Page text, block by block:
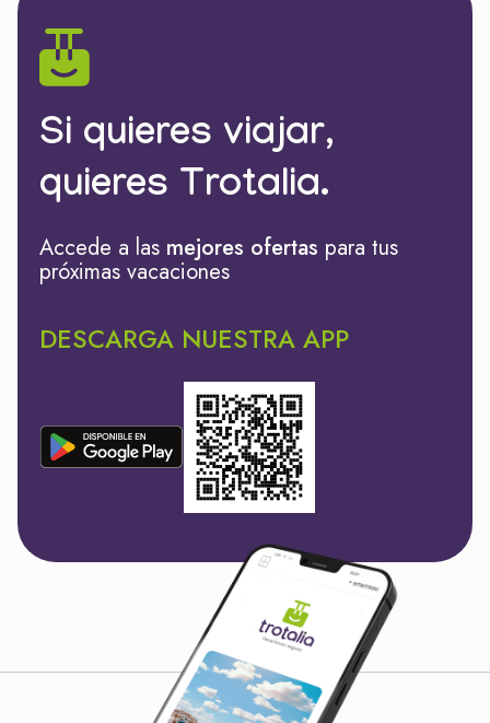
Si quieres viajar,
quieres Trotalia.
Accede a las mejores ofertas para tus
próximas vacaciones
DESCARGA NUESTRA APP